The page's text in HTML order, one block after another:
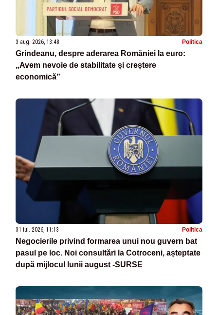
3 aug. 2026, 13:48 Politica
Grindeanu, despre aderarea României la euro:
„Avem nevoie de stabilitate și creștere
economică”
31 iul. 2026, 11:13 Politica
Negocierile privind formarea unui nou guvern bat
pasul pe loc. Noi consultări la Cotroceni, așteptate
după mijlocul lunii august -SURSE